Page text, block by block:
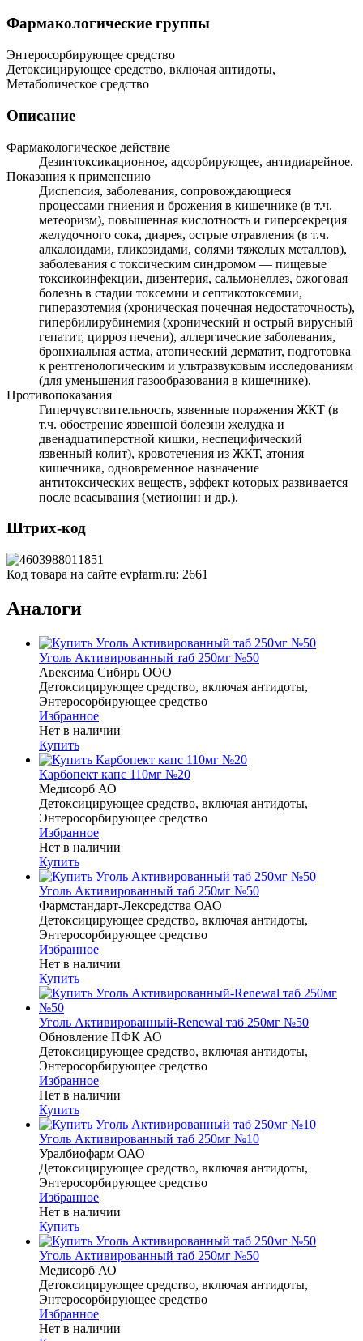
Фармакологические группы
Энтеросорбирующее средство
Детоксицирующее средство, включая антидоты,
Метаболическое средство
Описание
Фармакологическое действие
Дезинтоксикационное, адсорбирующее, антидиарейное.
Показания к применению
Диспепсия, заболевания, сопровождающиеся
процессами гниения и брожения в кишечнике (в т.ч.
метеоризм), повышенная кислотность и гиперсекреция
желудочного сока, диарея, острые отравления (в т.ч.
алкалоидами, гликозидами, солями тяжелых металлов),
заболевания с токсическим синдромом — пищевые
токсикоинфекции, дизентерия, сальмонеллез, ожоговая
болезнь в стадии токсемии и септикотоксемии,
гиперазотемия (хроническая почечная недостаточность),
гипербилирубинемия (хронический и острый вирусный
гепатит, цирроз печени), аллергические заболевания,
бронхиальная астма, атопический дерматит, подготовка
к рентгенологическим и ультразвуковым исследованиям
(для уменьшения газообразования в кишечнике).
Противопоказания
Гиперчувствительность, язвенные поражения ЖКТ (в
т.ч. обострение язвенной болезни желудка и
двенадцатиперстной кишки, неспецифический
язвенный колит), кровотечения из ЖКТ, атония
кишечника, одновременное назначение
антитоксических веществ, эффект которых развивается
после всасывания (метионин и др.).
Штрих-код
Код товара на сайте evpfarm.ru: 2661
Аналоги
Уголь Активированный таб 250мг №50
Авексима Сибирь ООО
Детоксицирующее средство, включая антидоты,
Энтеросорбирующее средство
Избранное
Нет в наличии
Купить
Карбопект капс 110мг №20
Медисорб АО
Детоксицирующее средство, включая антидоты,
Энтеросорбирующее средство
Избранное
Нет в наличии
Купить
Уголь Активированный таб 250мг №50
Фармстандарт-Лексредства ОАО
Детоксицирующее средство, включая антидоты,
Энтеросорбирующее средство
Избранное
Нет в наличии
Купить
Уголь Активированный-Renewal таб 250мг №50
Обновление ПФК АО
Детоксицирующее средство, включая антидоты,
Энтеросорбирующее средство
Избранное
Нет в наличии
Купить
Уголь Активированный таб 250мг №10
Уралбиофарм ОАО
Детоксицирующее средство, включая антидоты,
Энтеросорбирующее средство
Избранное
Нет в наличии
Купить
Уголь Активированный таб 250мг №50
Медисорб АО
Детоксицирующее средство, включая антидоты,
Энтеросорбирующее средство
Избранное
Нет в наличии